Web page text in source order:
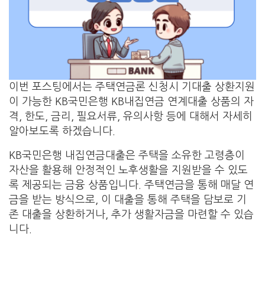
이번 포스팅에서는 주택연금론 신청시 기대출 상환지원
이 가능한 KB국민은행 KB내집연금 연계대출 상품의 자
격, 한도, 금리, 필요서류, 유의사항 등에 대해서 자세히
알아보도록 하겠습니다.
KB국민은행 내집연금대출은 주택을 소유한 고령층이
자산을 활용해 안정적인 노후생활을 지원받을 수 있도
록 제공되는 금융 상품입니다. 주택연금을 통해 매달 연
금을 받는 방식으로, 이 대출을 통해 주택을 담보로 기
존 대출을 상환하거나, 추가 생활자금을 마련할 수 있습
니다.